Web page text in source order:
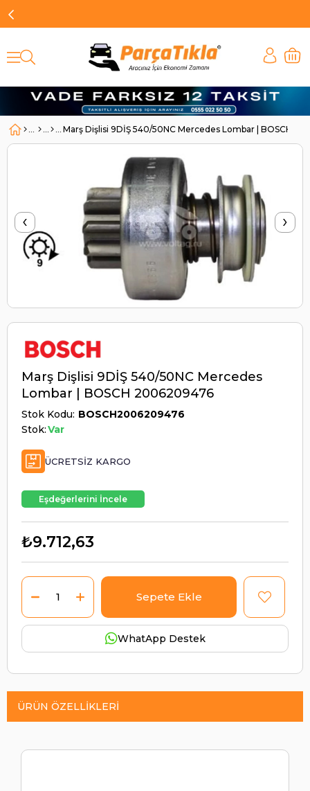
Marş Dişlisi 9DİŞ 540/50NC Mercedes Lombar | BOSCH
‹ ›
Marş Dişlisi 9DİŞ 540/50NC Mercedes
Lombar | BOSCH 2006209476
Stok Kodu BOSCH2006209476
Stok:Var
ÜCRETSIZ KARGO
Eşdeğerlerini İncele
₺9.712,63
WhatApp Destek
ÜRÜN ÖZELLIKLERI